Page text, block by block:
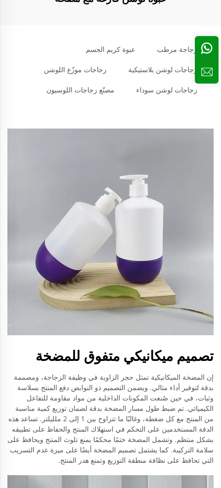
زجاجة مرطب عبوة كريم الجسم
زجاجات لوشن بلاستيكية زجاجات موزّع اللوشن
زجاجات لوشن سوداء مصنّع زجاجات اللوسيون
تصميم ميكانيكي متفوق للمضخة
إن المضخة الميكانيكية تمثل حجر الزاوية في وظيفة الزجاجة، ومصممة
بدقة لتوفير أداء مثالي. ويضمن التصميم ذو النوابض دفع المنتج بسلاسة
وثبات، في حين صُنعت المكونات الداخلية من مواد مقاومة للتفاعل
الكيميائي. تم ضبط طول مسار المضخة بدقة لضمان توزيع كمية مناسبة
من المنتج مع كل ضغطة، وغالبًا ما تتراوح بين 1 إلى 2 ملليلتر. تساعد هذه
الدقة المستخدمين على التحكم في استهلاك المنتج والحفاظ على تطبيقه
بشكل منتظم. وتشمل المضخة ختمًا محكمًا يمنع تلوث المنتج ويحافظ على
سلامة التركيبة. كما يشتمل تصميم المضخة أيضًا على ميزة عدم التسريب
التي تحافظ على نظافة منطقة التوزيع وتمنع هدر المنتج.